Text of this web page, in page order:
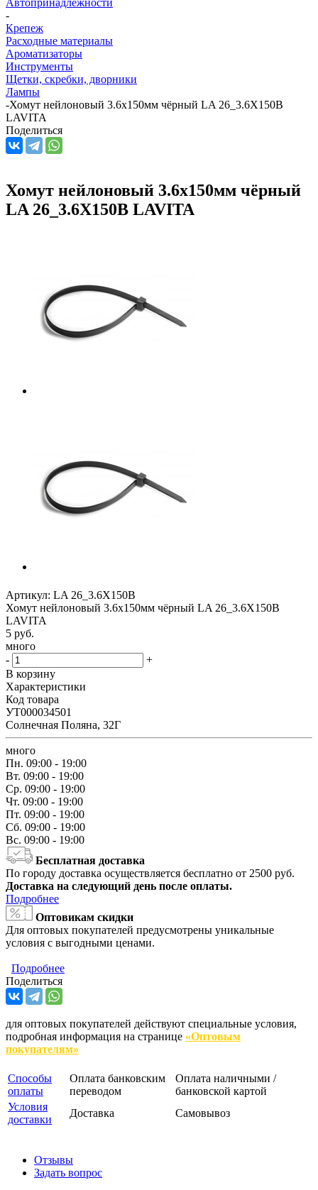
-
Крепеж
Расходные материалы
Ароматизаторы
Инструменты
Щетки, скребки, дворники
Лампы
-Хомут нейлоновый 3.6x150мм чёрный LA 26_3.6X150B
LAVITA
Поделиться
Хомут нейлоновый 3.6x150мм чёрный
LA 26_3.6X150B LAVITA
Артикул: LA 26_3.6X150B
Хомут нейлоновый 3.6x150мм чёрный LA 26_3.6X150B
LAVITA
5 руб.
много
-
+
В корзину
Характеристики
Код товара
УТ000034501
Солнечная Поляна, 32Г
много
Пн. 09:00 - 19:00
Вт. 09:00 - 19:00
Ср. 09:00 - 19:00
Чт. 09:00 - 19:00
Пт. 09:00 - 19:00
Сб. 09:00 - 19:00
Вс. 09:00 - 19:00
Бесплатная доставка
По городу доставка осуществляется бесплатно от 2500 руб.
Доставка на следующий день после оплаты.
Подробнее
Оптовикам скидки
Для оптовых покупателей предусмотрены уникальные
условия с выгодными ценами.
Подробнее
Поделиться
для оптовых покупателей действуют специальные условия,
подробная информация на странице «Оптовым
покупателям»
Способы
оплаты
Оплата банковским
переводом
Оплата наличными /
банковской картой
Условия
доставки
Доставка Самовывоз
Отзывы
Задать вопрос